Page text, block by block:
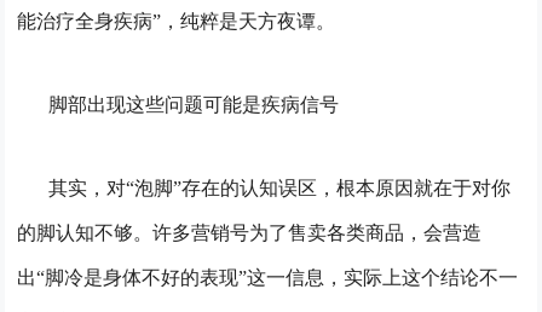
能治疗全身疾病”，纯粹是天方夜谭。
脚部出现这些问题可能是疾病信号
其实，对“泡脚”存在的认知误区，根本原因就在于对你
的脚认知不够。许多营销号为了售卖各类商品，会营造
出“脚冷是身体不好的表现”这一信息，实际上这个结论不一